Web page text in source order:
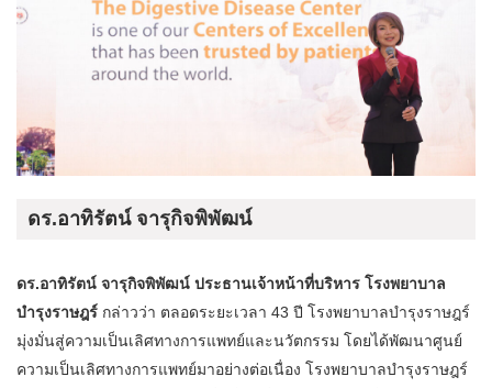
ดร.อาทิรัตน์ จารุกิจพิพัฒน์
ดร.อาทิรัตน์ จารุกิจพิพัฒน์ ประธานเจ้าหน้าที่บริหาร โรงพยาบาล
บำรุงราษฎร์ กล่าวว่า ตลอดระยะเวลา 43 ปี โรงพยาบาลบำรุงราษฎร์
มุ่งมั่นสู่ความเป็นเลิศทางการแพทย์และนวัตกรรม โดยได้พัฒนาศูนย์
ความเป็นเลิศทางการแพทย์มาอย่างต่อเนื่อง โรงพยาบาลบำรุงราษฎร์